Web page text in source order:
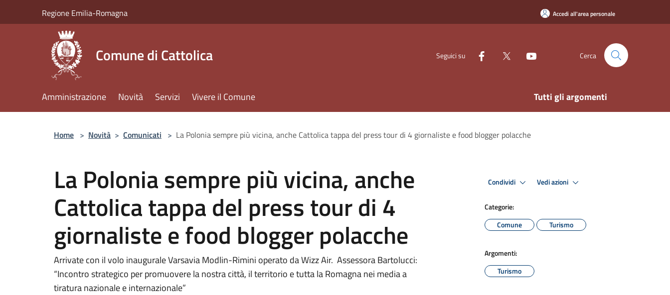
Regione Emilia-Romagna Accedi all'area personale
Comune di Cattolica Seguici su Cerca
Amministrazione Novità Servizi Vivere il Comune Tutti gli argomenti
Home > Novità > Comunicati > La Polonia sempre più vicina, anche Cattolica tappa del press tour di 4 giornaliste e food blogger polacche
La Polonia sempre più vicina, anche
Cattolica tappa del press tour di 4
giornaliste e food blogger polacche
Arrivate con il volo inaugurale Varsavia Modlin-Rimini operato da Wizz Air. Assessora Bartolucci:
“Incontro strategico per promuovere la nostra città, il territorio e tutta la Romagna nei media a
tiratura nazionale e internazionale”
Condividi Vedi azioni
Categorie:
Comune
Turismo
Argomenti:
Turismo